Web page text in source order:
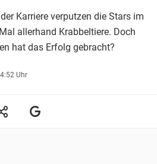
Karriere verputzen die Stars im
allerhand Krabbeltiere. Doch
hat das Erfolg gebracht?
Uhr